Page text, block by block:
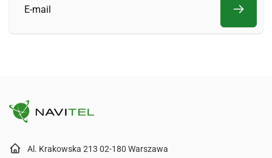
E-
Al. Krakowska 213 02-180 Warszawa